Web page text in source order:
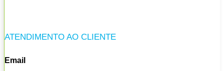
ATENDIMENTO AO CLIENTE
Email